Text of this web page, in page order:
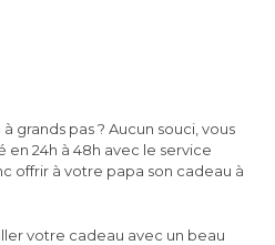
grands pas ? Aucun souci, vous
en 24h à 48h avec le service
offrir à votre papa son cadeau à
votre cadeau avec un beau